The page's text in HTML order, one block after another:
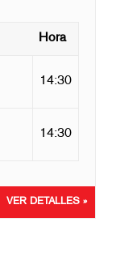
Hora
14:30
14:30
VER DETALLES »